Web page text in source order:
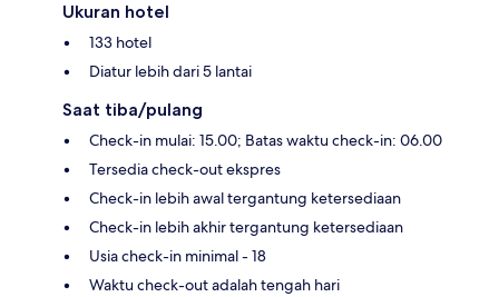
Ukuran hotel
133 hotel
Diatur lebih dari 5 lantai
Saat tiba/pulang
Check-in mulai: 15.00; Batas waktu check-in: 06.00
Tersedia check-out ekspres
Check-in lebih awal tergantung ketersediaan
Check-in lebih akhir tergantung ketersediaan
Usia check-in minimal - 18
Waktu check-out adalah tengah hari